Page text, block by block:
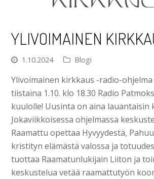
YLIVOIMAINEN
1.10.2024 Blogi
Ylivoimainen kirkkaus -radio-
tiistaina 1.10. klo 18.30 Radio
kuulolle! Uusinta on aina lauantaisin
Jokaviikkoisessa ohjelmassa
Raamattu opettaa Hyvyydestä,
kristityn elämästä valossa ja
tuottaa Raamatunlukijain Liiton ja
keskustelua vetää raamattutyön